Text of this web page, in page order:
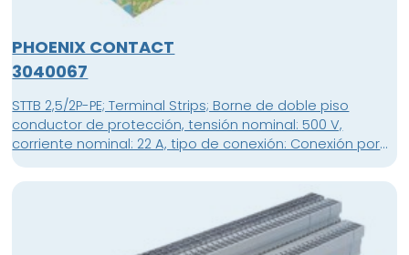
PHOENIX CONTACT
3040067
STTB 2,5/2P-PE; Terminal Strips; Borne de doble piso
conductor de protección, tensión nominal: 500 V,
corriente nominal: 22 A, tipo de conexión: Conexión por
resorte / conexión enchufable, 1. Y 2º piso, conexión a la
izquierda, Sección de dimensionamiento: 2,5 mm²,
sección: 0,08 mm² - 4 mm², clase de montaje: NS 35/15,
NS 35/7,5, color: amarillo-verde; unidad de embalaje: 50